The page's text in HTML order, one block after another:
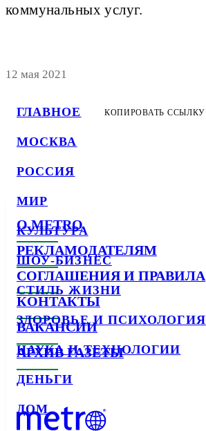
ГЛАВНОЕ
МОСКВА
РОССИЯ
МИР
КУЛЬТУРА
ШОУ-БИЗНЕС
СТИЛЬ ЖИЗНИ
ЗДОРОВЬЕ И ПСИХОЛОГИЯ
НАУКА И ТЕХНОЛОГИИ
ДЕНЬГИ
ДОМ
коммунальных услуг.
12 мая 2021
КОПИРОВАТЬ ССЫЛКУ
О METRO
РЕКЛАМОДАТЕЛЯМ
СОГЛАШЕНИЯ И ПРАВИЛА
КОНТАКТЫ
ВАКАНСИИ
АРХИВ ГАЗЕТЫ